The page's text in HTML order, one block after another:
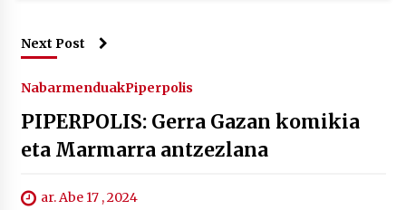
Next Post
NabarmenduakPiperpolis
PIPERPOLIS: Gerra Gazan komikia
eta Marmarra antzezlana
ar. Abe 17 , 2024